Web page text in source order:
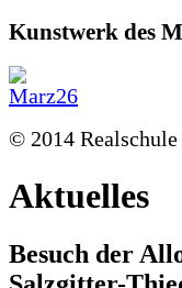
Kunstwerk des
© 2014
Aktuelles
Besuch der